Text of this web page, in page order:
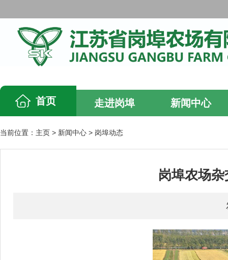
首页 走进岗埠 新闻中心
当前位置： 主页 > 新闻中心 > 岗埠动态
岗埠农场